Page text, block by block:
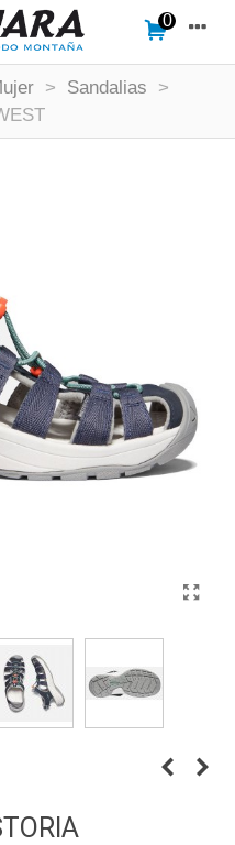
0
> Sandalias
>